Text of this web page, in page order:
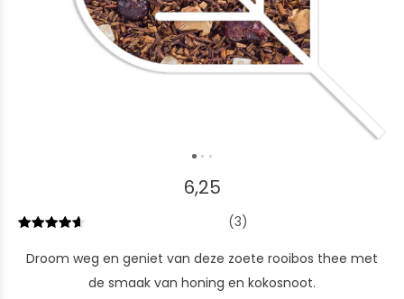
6,25
(3)
Droom weg en geniet van deze zoete rooibos thee met
de smaak van honing en kokosnoot.